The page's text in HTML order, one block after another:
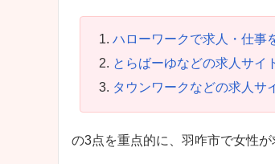
ハローワークで求人・仕事
とらばーゆなどの求人サイ
タウンワークなどの求人サ
の3点を重点的に、羽咋市で女性が